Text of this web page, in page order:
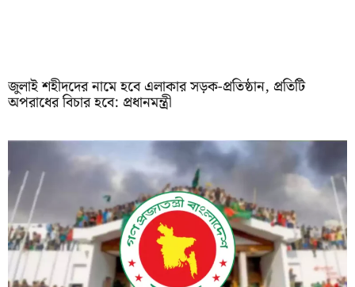
জুলাই শহীদদের নামে হবে এলাকার সড়ক-প্রতিষ্ঠান, প্রতিটি
অপরাধের বিচার হবে: প্রধানমন্ত্রী